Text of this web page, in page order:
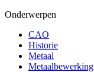
Onderwerpen
CAO
Historie
Metaal
Metaalbewerking